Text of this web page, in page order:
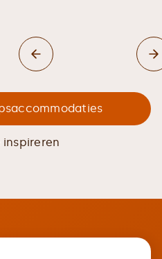
inspireren